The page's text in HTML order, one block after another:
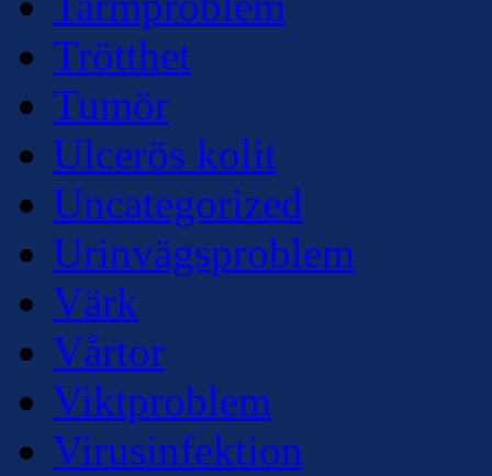
Trötthet
Tumör
Ulcerös kolit
Uncategorized
Urinvägsproblem
Värk
Vårtor
Viktproblem
Virusinfektion